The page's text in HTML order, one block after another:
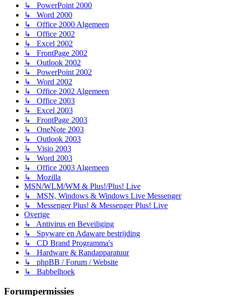
↳ PowerPoint 2000
↳ Word 2000
↳ Office 2000 Algemeen
↳ Office 2002
↳ Excel 2002
↳ FrontPage 2002
↳ Outlook 2002
↳ PowerPoint 2002
↳ Word 2002
↳ Office 2002 Algemeen
↳ Office 2003
↳ Excel 2003
↳ FrontPage 2003
↳ OneNote 2003
↳ Outlook 2003
↳ Visio 2003
↳ Word 2003
↳ Office 2003 Algemeen
↳ Mozilla
MSN/WLM/WM & Plus!/Plus! Live
↳ MSN, Windows & Windows Live Messenger
↳ Messenger Plus! & Messenger Plus! Live
Overige
↳ Antivirus en Beveiliging
↳ Spyware en Adaware bestrijding
↳ CD Brand Programma's
↳ Hardware & Randapparatuur
↳ phpBB / Forum / Website
↳ Babbelhoek
Forumpermissies